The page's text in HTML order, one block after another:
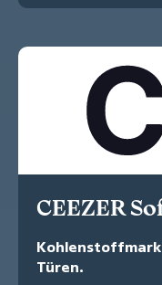
CEEZER
Türen.